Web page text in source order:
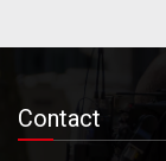
Contact